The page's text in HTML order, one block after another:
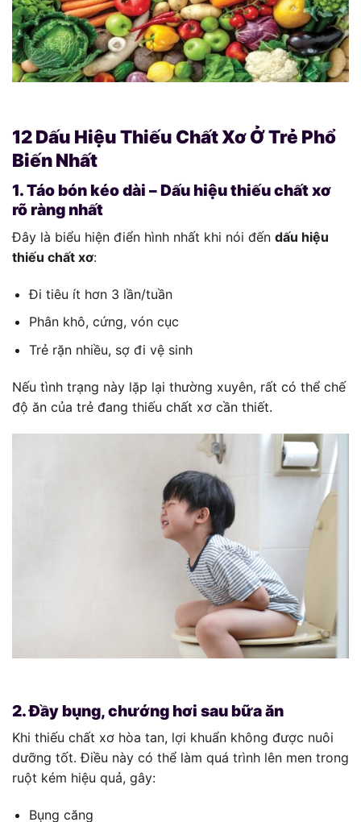
12 Dấu Hiệu Thiếu Chất Xơ Ở Trẻ Phổ
Biến Nhất
1. Táo bón kéo dài – Dấu hiệu thiếu chất xơ
rõ ràng nhất
Đây là biểu hiện điển hình nhất khi nói đến dấu hiệu
thiếu chất xơ:
Đi tiêu ít hơn 3 lần/tuần
Phân khô, cứng, vón cục
Trẻ rặn nhiều, sợ đi vệ sinh
Nếu tình trạng này lặp lại thường xuyên, rất có thể chế
độ ăn của trẻ đang thiếu chất xơ cần thiết.
2. Đầy bụng, chướng hơi sau bữa ăn
Khi thiếu chất xơ hòa tan, lợi khuẩn không được nuôi
dưỡng tốt. Điều này có thể làm quá trình lên men trong
ruột kém hiệu quả, gây:
Bụng căng